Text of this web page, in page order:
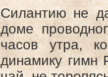
Силантию не
доме
часов утра,
динамику гимн